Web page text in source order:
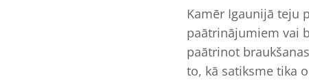
Kamēr Igaunijā teju
paātrinājumiem vai
paātrinot
to, kā satiksme tika